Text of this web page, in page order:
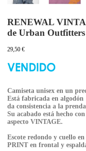
RENEWAL
de Urban Outfitters
29,50 €
Camiseta unisex en un
Está fabricada en
da consistencia a la
Su acabado está hecho
aspecto VINTAGE.
Escote redondo y cuello
PRINT en frontal y